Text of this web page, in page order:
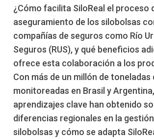
¿Cómo facilita SiloReal el proceso
aseguramiento de los silobolsas
compañías de seguros como Río
Seguros (RUS), y qué beneficios
ofrece esta colaboración a los
Con más de un millón de toneladas
monitoreadas en Brasil y
aprendizajes clave han obtenido
diferencias regionales en la
silobolsas y cómo se adapta